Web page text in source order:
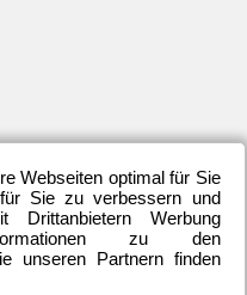
Webseiten optimal für Sie
Sie zu verbessern und
Drittanbietern Werbung
zu den
unseren Partnern finden